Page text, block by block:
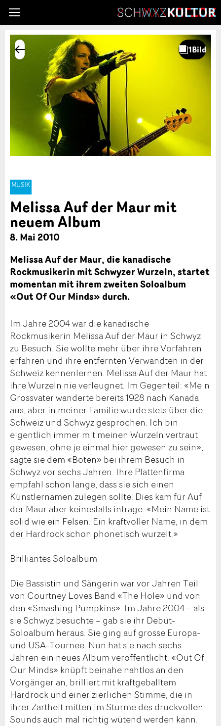
MUSIK
Melissa Auf der Maur mit
neuem Album
8. Mai 2010
Melissa Auf der Maur, die kanadische
Rockmusikerin mit Schwyzer Wurzeln, startet
momentan mit ihrem zweiten Soloalbum
«Out Of Our Minds» durch.
Im Jahre 2004 war die kanadische
Rockmusikerin Melissa Auf der Maur in Schwyz
zu Besuch. Sie wollte mehr über ihre Vorfahren
erfahren und ihre entfernten Verwandten in der
Schweiz kennenlernen. Melissa Auf der Maur hat
ihre Wurzeln nie verleugnet. Im Gegenteil: «Mein
Grossvater wanderte bereits 1928 nach Kanada
aus, aber in meiner Familie wurde stets über die
Schweiz und Schwyz gesprochen. Ich bin
eigentlich immer mit meinen Wurzeln vertraut
gewesen, ohne je einmal hier gewesen zu sein»,
sagte sie dem «Boten» bei ihrem Besuch in
Schwyz vor sechs Jahren. Ihre Plattenfirma
empfahl schon lange, dass sie sich einen
Künstlernamen zulegen sollte. Dies kam für Auf
der Maur aber keinesfalls infrage. «Mein Name ist
solid wie ein Felsen. Ein kraftvoller Name, in dem
der Hardrock schon phonetisch wurzelt.»
Brilliantes Soloalbum
Die Bassistin und Sängerin war vor Jahren Teil
von Courtney Loves Band «The Hole» und von
den «Smashing Pumpkins». Im Jahre 2004 – als
sie Schwyz besuchte – gab sie ihr Debüt-
Soloalbum heraus. Sie ging auf grosse Europa-
und USA-Tournee. Nun hat sie nach sechs
Jahren ein neues Album veröffentlicht. «Out Of
Our Minds» knüpft beinahe nahtlos an den
Vorgänger an, brilliert mit kraftgeballtem
Hardrock und einer zierlichen Stimme, die in
ihrer Zartheit mitten im Sturme des druckvollen
Sounds auch mal richtig wütend werden kann.